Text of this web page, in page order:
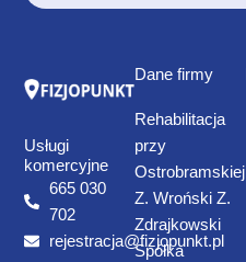
Usługi
komercyjne
665 030
702
rejestracja@fizjopunkt.pl
Dane firmy
Rehabilitacja
przy
Ostrobramskiej
Z. Wroński Z.
Zdrajkowski
Spółka